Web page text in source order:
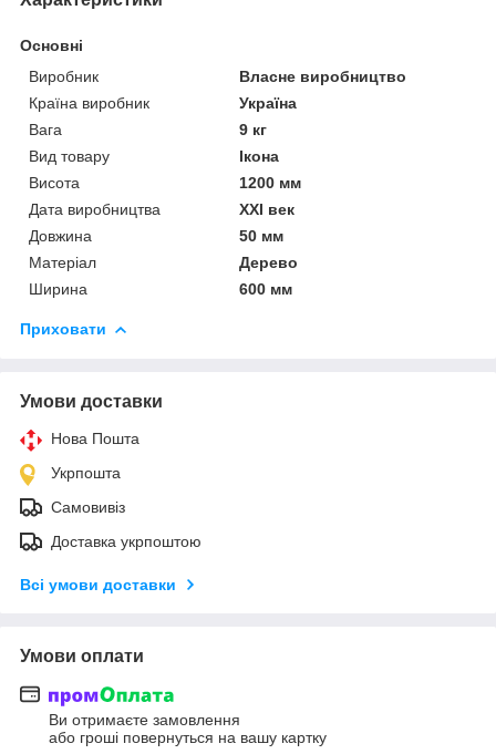
Основні
Виробник
Власне виробництво
Країна виробник
Україна
Вага
9 кг
Вид товару
Ікона
Висота
1200 мм
Дата виробництва
XXI век
Довжина
50 мм
Матеріал
Дерево
Ширина
600 мм
Приховати
Умови доставки
Нова Пошта
Укрпошта
Самовивіз
Доставка укрпоштою
Всі умови доставки
Умови оплати
Ви отримаєте замовлення
або гроші повернуться на вашу картку